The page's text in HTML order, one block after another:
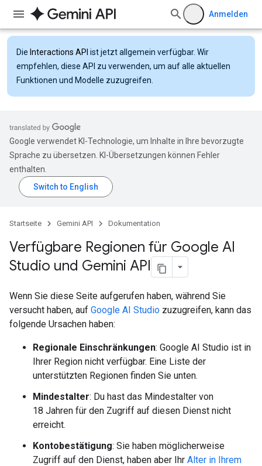
Anmelden
Die Interactions API ist jetzt allgemein verfügbar. Wir
empfehlen, diese API zu verwenden, um auf alle aktuellen
Funktionen und Modelle zuzugreifen.
Google verwendet KI-Technologie, um Inhalte in Ihre bevorzugte
Sprache zu übersetzen. KI-Übersetzungen können Fehler
enthalten.
Startseite Gemini API Dokumentation
Verfügbare Regionen für Google AI
Studio und Gemini API
Wenn Sie diese Seite aufgerufen haben, während Sie
versucht haben, auf Google AI Studio zuzugreifen, kann das
folgende Ursachen haben:
Regionale Einschränkungen: Google AI Studio ist in
Ihrer Region nicht verfügbar. Eine Liste der
unterstützten Regionen finden Sie unten.
Mindestalter: Du hast das Mindestalter von
18 Jahren für den Zugriff auf diesen Dienst nicht
erreicht.
Kontobestätigung: Sie haben möglicherweise
Zugriff auf den Dienst, haben aber Ihr Alter in Ihrem